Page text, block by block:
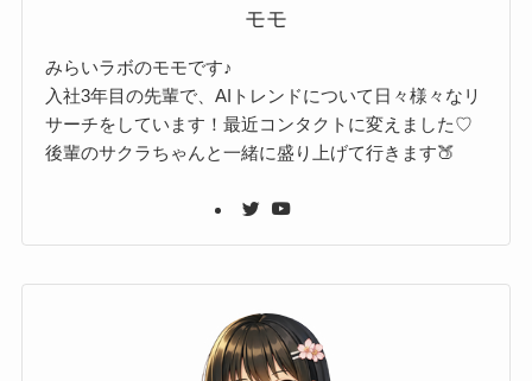
モモ
みらいラボのモモです♪
入社3年目の先輩で、AIトレンドについて日々様々なリ
サーチをしています！最近コンタクトに変えました♡
後輩のサクラちゃんと一緒に盛り上げて行きます🍑